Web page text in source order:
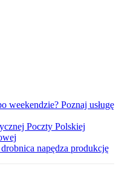
weekendzie? Poznaj usługę
Poczty Polskiej
napędza produkcję